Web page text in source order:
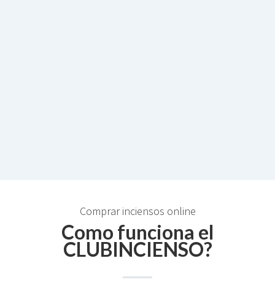
Comprar inciensos online
Como funciona el
CLUBINCIENSO?